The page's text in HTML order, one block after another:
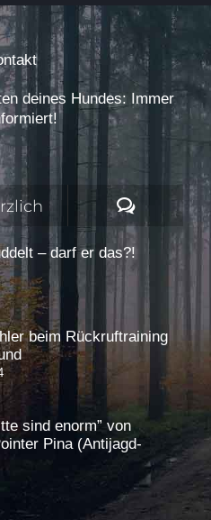
deines Hundes: Immer
– darf er das?!
beim Rückruftraining
sind enorm” von
Pina (Antijagd-